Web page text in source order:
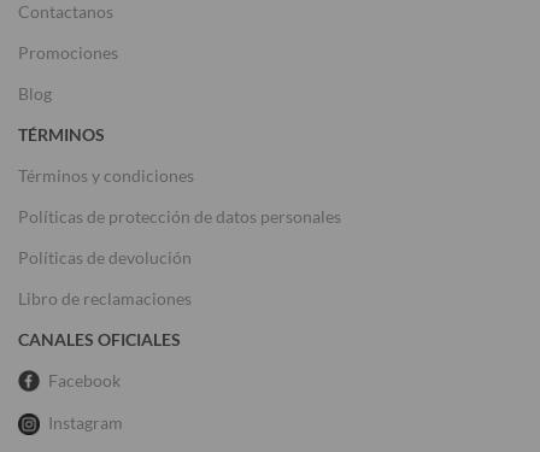
Contactanos
Promociones
Blog
TÉRMINOS
Términos y condiciones
Políticas de protección de datos personales
Políticas de devolución
Libro de reclamaciones
CANALES OFICIALES
Facebook
Instagram